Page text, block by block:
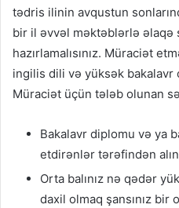
tədris ilinin avqustun
bir il əvvəl məktəblərlə əlaqə
hazırlamalısınız. Müraciət
ingilis dili və yüksək bakalavr
Müraciət üçün tələb olunan
Bakalavr diplomu və ya
etdirənlər tərəfindən
Orta balınız nə qədər
daxil olmaq şansınız bir